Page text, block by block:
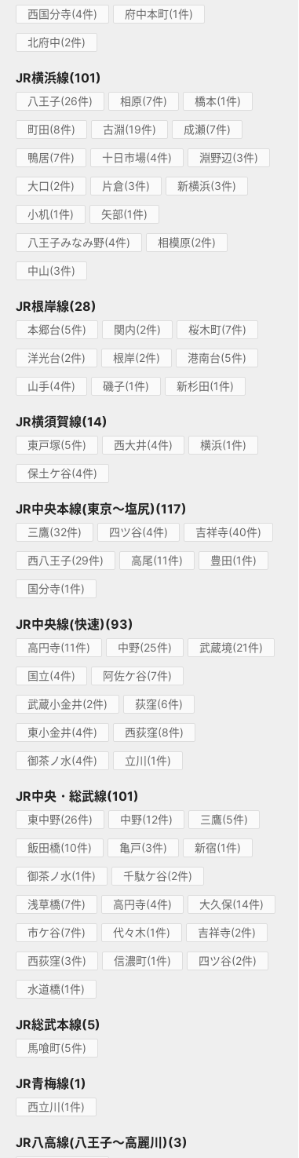
西国分寺(4件) 府中本町(1件)
北府中(2件)
JR横浜線(101)
八王子(26件) 相原(7件) 橋本(1件)
町田(8件) 古淵(19件) 成瀬(7件)
鴨居(7件) 十日市場(4件) 淵野辺(3件)
大口(2件) 片倉(3件) 新横浜(3件)
小机(1件) 矢部(1件)
八王子みなみ野(4件) 相模原(2件)
中山(3件)
JR根岸線(28)
本郷台(5件) 関内(2件) 桜木町(7件)
洋光台(2件) 根岸(2件) 港南台(5件)
山手(4件) 磯子(1件) 新杉田(1件)
JR横須賀線(14)
東戸塚(5件) 西大井(4件) 横浜(1件)
保土ケ谷(4件)
JR中央本線(東京～塩尻)(117)
三鷹(32件) 四ツ谷(4件) 吉祥寺(40件)
西八王子(29件) 高尾(11件) 豊田(1件)
国分寺(1件)
JR中央線(快速)(93)
高円寺(11件) 中野(25件) 武蔵境(21件)
国立(4件) 阿佐ケ谷(7件)
武蔵小金井(2件) 荻窪(6件)
東小金井(4件) 西荻窪(8件)
御茶ノ水(4件) 立川(1件)
JR中央・総武線(101)
東中野(26件) 中野(12件) 三鷹(5件)
飯田橋(10件) 亀戸(3件) 新宿(1件)
御茶ノ水(1件) 千駄ケ谷(2件)
浅草橋(7件) 高円寺(4件) 大久保(14件)
市ケ谷(7件) 代々木(1件) 吉祥寺(2件)
西荻窪(3件) 信濃町(1件) 四ツ谷(2件)
水道橋(1件)
JR総武本線(5)
馬喰町(5件)
JR青梅線(1)
西立川(1件)
JR八高線(八王子～高麗川)(3)